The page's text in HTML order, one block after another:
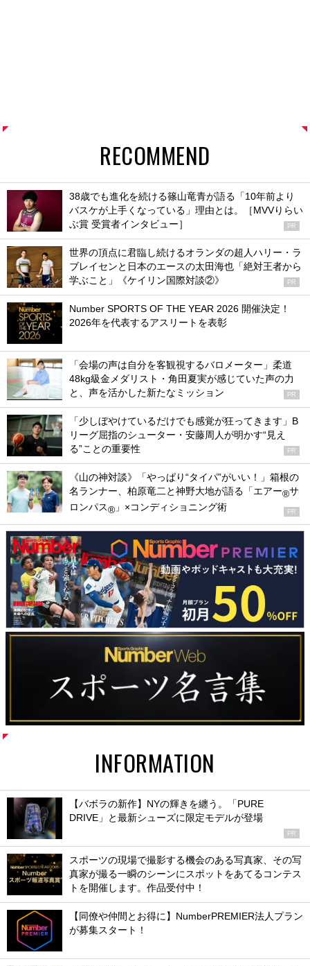
RECOMMEND
38歳でも進化を続ける篠山竜青が語る「10年前より
バスケが上手くなっている」理由とは。［MVVりらい
ぶ賞 受賞者インタビュー］
PR
世界の頂点に君臨し続けるオランダの超人ハリー・ラ
ブレイセンと日本のエースの太田海也「絶対王者から
学ぶこと」《ケイリン国際対談②》
PR
Number SPORTS OF THE YEAR 2026 開催決定！
2026年を代表するアスリートを表彰
「会場の声は自分を客観視するバロメーター」柔道
48kg級金メダリスト・角田夏実が感じていた声の力
と、声を活かした新たなミッション
PR
「少しぼやけているだけでも感覚が狂ってきます」B
リーグ屈指のシューター・安藤周人が明かす“見え
る”ことの重要性
PR
《山の神対談》「やっぱり“タイパ”がいい！」箱根の
名ランナー、柏原竜二と神野大地が語る「エアー®サ
ロンパス® 」×コンディショニング術 PR
INFORMATION
【バボラの新作】NYの輝きを纏う。「PURE
DRIVE」と最新シューズに限定モデルが登場
PR
スポーツの現場で撮影する機会のある写真家、その写
真家が撮る一瞬のシーンにスポットをあてるコンテス
トを開催します。作品受付中！
【同僚や仲間とお得に】NumberPREMIER法人プラン
が募集スタート！